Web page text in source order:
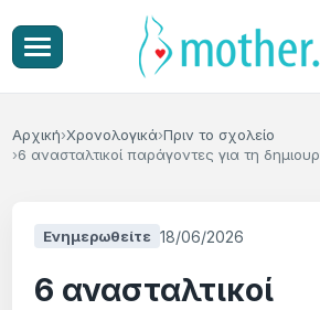
Αρχική Χρονολογικά Πριν το σχολείο
6 ανασταλτικοί παράγοντες για τη
Ενημερωθείτε 18/06/2026
6 ανασταλτικοί